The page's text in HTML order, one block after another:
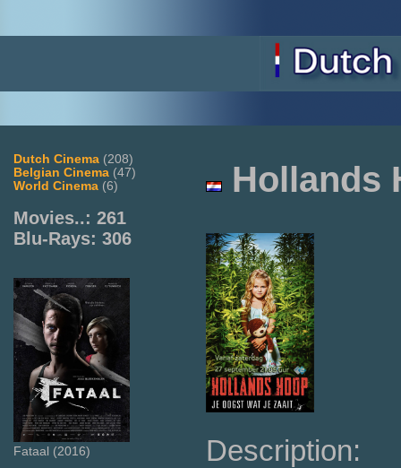
Dutch Cinema (208)
Belgian Cinema (47)
World Cinema (6)
Movies..: 261
Blu-Rays: 306
Fataal (2016)
Hollands
Description: